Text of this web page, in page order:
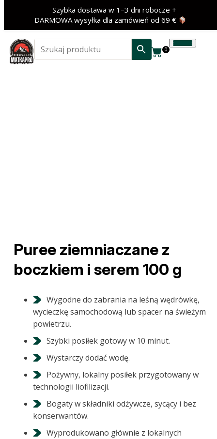
0
Puree ziemniaczane z
boczkiem i serem 100 g
Wygodne do zabrania na leśną wędrówkę,
wycieczkę samochodową lub spacer na świeżym
powietrzu.
Szybki posiłek gotowy w 10 minut.
Wystarczy dodać wodę.
Pożywny, lokalny posiłek przygotowany w
technologii liofilizacji.
Bogaty w składniki odżywcze, sycący i bez
konserwantów.
Wyprodukowano głównie z lokalnych
Szybka dostawa w 1–3 dni robocze +
DARMOWA wysyłka dla zamówień od 69 €